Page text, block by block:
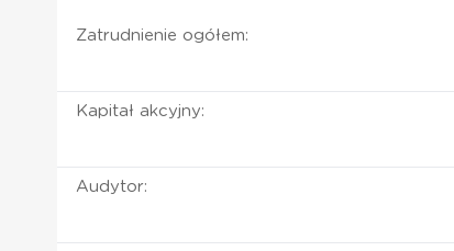
Zatrudnienie ogółem:
Kapitał akcyjny:
Audytor: